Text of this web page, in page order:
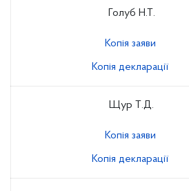
Голуб Н.Т.
Копія заяви
Копія декларації
Щур Т.Д.
Копія заяви
Копія декларації